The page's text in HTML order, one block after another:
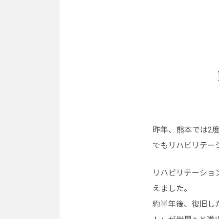
昨年、熊本では2
でもリハビリテー
リハビリテーシ
えました。
約半年後、復旧し